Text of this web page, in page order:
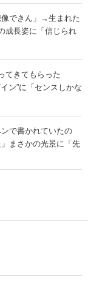
像できん」→生まれた
長姿に「信じられ
てきてもらった
”に「センスしかな
で書かれていたの
まさかの光景に「先